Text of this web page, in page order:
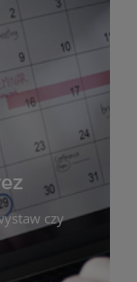
czy
terminy
łatwo
Cię
na
pracy